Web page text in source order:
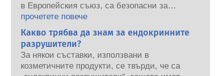
в Европейския съюз, са безопасни за
употреба от хората. Компаниите,
националните и европейските регулаторни
органи споделят отговорността при
осигуряванете на безопасността на
козметичните продукти.
прочетете повече
Какво трябва да знам за ендокринните
разрушители?
За някои съставки, използвани в
козметичните продукти, се твърди, че са